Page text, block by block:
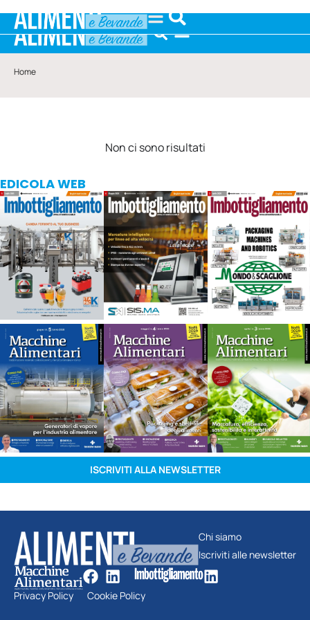
Home
Non ci sono risultati
EDICOLA WEB
ISCRIVITI ALLA NEWSLETTER
Chi siamo
Iscriviti alle newsletter
Privacy Policy Cookie Policy